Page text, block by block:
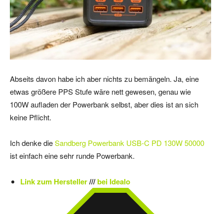
Abseits davon habe ich aber nichts zu bemängeln. Ja, eine
etwas größere PPS Stufe wäre nett gewesen, genau wie
100W aufladen der Powerbank selbst, aber dies ist an sich
keine Pflicht.
Ich denke dieSandberg Powerbank USB-C PD 130W 50000
ist einfach eine sehr runde Powerbank.
Link zum Hersteller///bei Idealo